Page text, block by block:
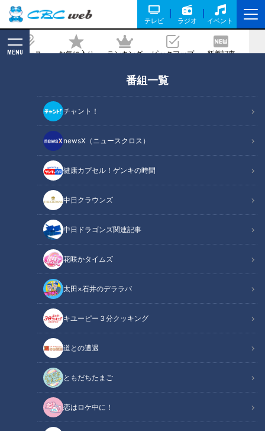
テレビ ラジオ イベント
ニュース お気に入り ランキング ピックアップ 新着記事
MENU
番組一覧
チャント！
newsX（ニュースクロス）
健康カプセル！ゲンキの時間
中日クラウンズ
中日ドラゴンズ関連記事
花咲かタイムズ
太田×石井のデララバ
キユーピー３分クッキング
道との遭遇
ともだちたまご
恋はロケ中に！
で、何でもそろう！？評判店の秘密に迫
る！
記事に戻る
CBCテレビ：画像 『チャント！』
この記事の画像（全11枚）